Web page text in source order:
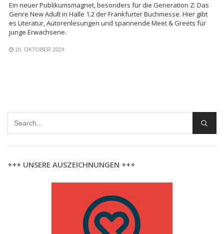
Ein neuer Publikumsmagnet, besonders für die Generation Z: Das
Genre New Adult in Halle 1.2 der Frankfurter Buchmesse. Hier gibt
es Literatur, Autorenlesungen und spannende Meet & Greets für
junge Erwachsene.
10. OKTOBER 2024
+++ UNSERE AUSZEICHNUNGEN +++